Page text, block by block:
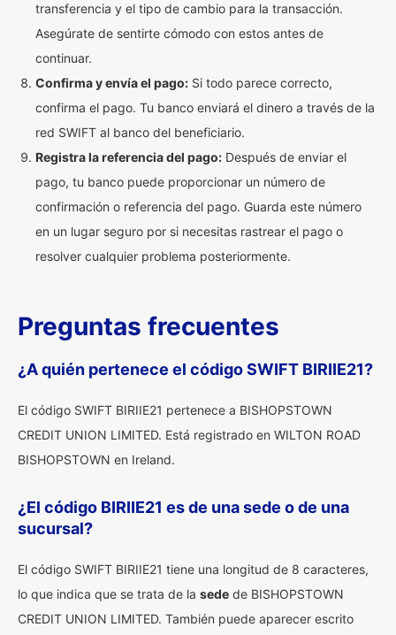
transferencia y el tipo de cambio para la transacción.
Asegúrate de sentirte cómodo con estos antes de
continuar.
Confirma y envía el pago: Si todo parece correcto,
confirma el pago. Tu banco enviará el dinero a través de la
red SWIFT al banco del beneficiario.
Registra la referencia del pago: Después de enviar el
pago, tu banco puede proporcionar un número de
confirmación o referencia del pago. Guarda este número
en un lugar seguro por si necesitas rastrear el pago o
resolver cualquier problema posteriormente.
Preguntas frecuentes
¿A quién pertenece el código SWIFT BIRIIE21?
El código SWIFT BIRIIE21 pertenece a BISHOPSTOWN
CREDIT UNION LIMITED. Está registrado en WILTON ROAD
BISHOPSTOWN en Ireland.
¿El código BIRIIE21 es de una sede o de una
sucursal?
El código SWIFT BIRIIE21 tiene una longitud de 8 caracteres,
lo que indica que se trata de la sede de BISHOPSTOWN
CREDIT UNION LIMITED. También puede aparecer escrito